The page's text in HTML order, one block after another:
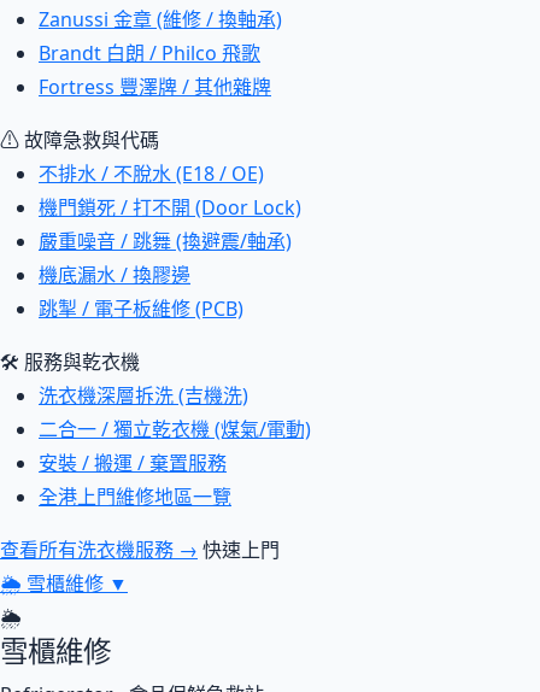
Zanussi 金章 (維修 / 換軸承)
Brandt 白朗 / Philco 飛歌
Fortress 豐澤牌 / 其他雜牌
⚠ 故障急救與代碼
不排水 / 不脫水 (E18 / OE)
機門鎖死 / 打不開 (Door Lock)
嚴重噪音 / 跳舞 (換避震/軸承)
機底漏水 / 換膠邊
跳掣 / 電子板維修 (PCB)
🛠 服務與乾衣機
洗衣機深層拆洗 (吉機洗)
二合一 / 獨立乾衣機 (煤氣/電動)
安裝 / 搬運 / 棄置服務
全港上門維修地區一覽
查看所有洗衣機服務 → 快速上門
🌦 雪櫃維修 ▼
🌦
雪櫃維修